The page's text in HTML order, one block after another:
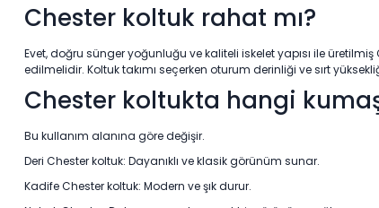
Chester koltuk rahat mı?
Evet, doğru sünger yoğunluğu ve kaliteli iskelet yapısı ile
edilmelidir. Koltuk takımı seçerken oturum derinliği ve sırt
Chester koltukta hangi
Bu kullanım alanına göre değişir.
Deri Chester koltuk: Dayanıklı ve klasik görünüm sunar.
Kadife Chester koltuk: Modern ve şık durur.